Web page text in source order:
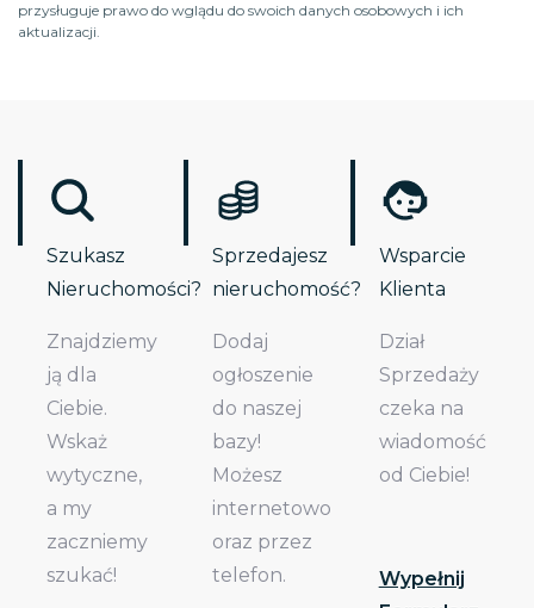
przysługuje prawo do wglądu do swoich danych osobowych i ich
aktualizacji.
Szukasz
Nieruchomości?
Znajdziemy
ją dla
Ciebie.
Wskaż
wytyczne,
a my
zaczniemy
szukać!
Sprzedajesz
nieruchomość?
Dodaj
ogłoszenie
do naszej
bazy!
Możesz
internetowo
oraz przez
telefon.
Wsparcie
Klienta
Dział
Sprzedaży
czeka na
wiadomość
od Ciebie!
Wypełnij